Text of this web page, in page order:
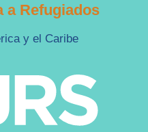
a Refugiados
y el Caribe